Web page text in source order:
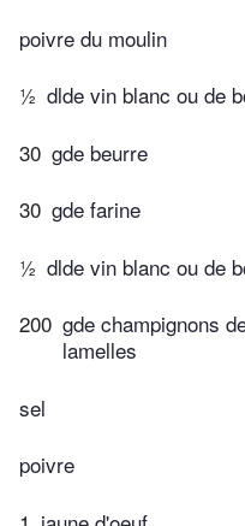
poivre du moulin
½ dlde vin blanc ou de
30 gde beurre
30 gde farine
½ dlde vin blanc ou de
200 gde champignons
lamelles
sel
poivre